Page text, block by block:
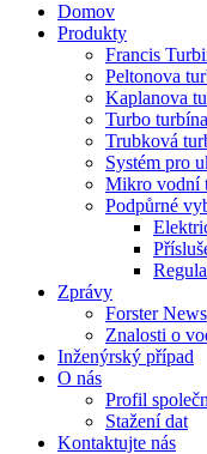
Domov
Produkty
Francis
Peltonova
Kaplanova
Turbo turbína
Trubková
Systém pro
Mikro vodní
Podpůrné
Zprávy
Forster News
Znalosti o
Inženýrský případ
O nás
Profil
Stažení dat
Kontaktujte nás